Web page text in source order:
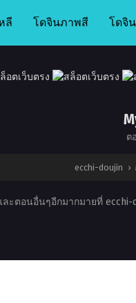
ลี โดจินภาพสี โดจิน
ต
ecchi-doujin ›
ละตอนอื่นๆอีกมากมายที่ ecchi-